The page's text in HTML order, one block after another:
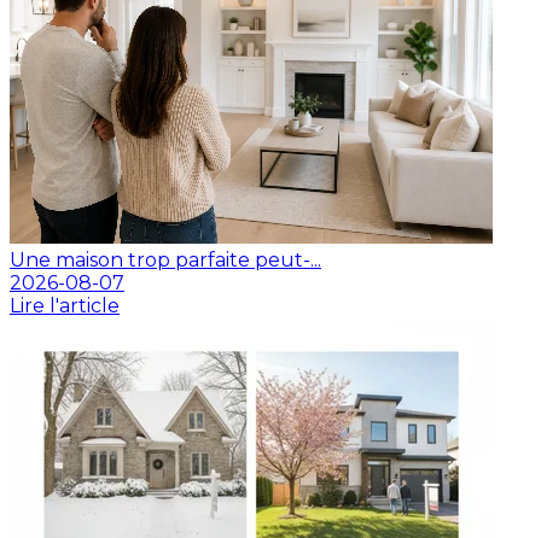
Une maison trop parfaite peut-...
2026-08-07
Lire l'article